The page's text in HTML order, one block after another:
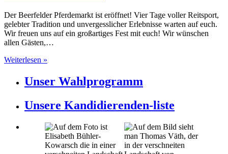
Der Beerfelder Pferdemarkt ist eröffnet! Vier Tage voller Reitsport,
gelebter Tradition und unvergesslicher Erlebnisse warten auf euch.
Wir freuen uns auf ein großartiges Fest mit euch! Wir wünschen
allen Gästen,…
Weiterlesen »
Unser Wahlprogramm
Unsere Kandidierenden-liste